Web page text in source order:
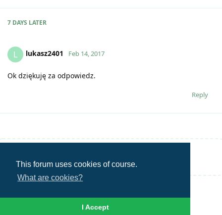
This forum uses cookies of course.
What are cookies?
I Accept
7 DAYS LATER
L lukasz2401 Feb 14, 2017
Ok dziękuję za odpowiedz.
Reply